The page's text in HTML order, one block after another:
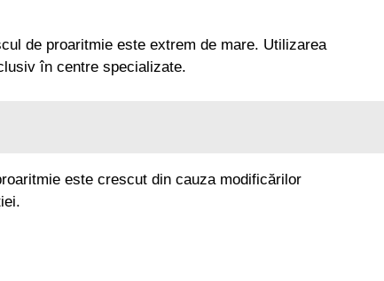
de proaritmie este extrem de mare. Utilizarea
în centre specializate.
este crescut din cauza modificărilor